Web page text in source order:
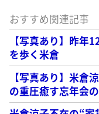
おすすめ関連記事
【写真あり】昨年
を歩く米倉
【写真あり】米倉
の重圧癒す忘年会